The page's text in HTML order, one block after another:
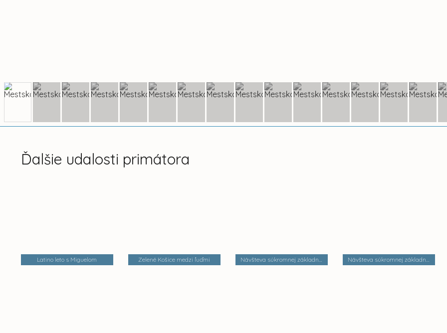
Ďalšie udalosti primátora
Latino leto s Miguelom Zelené Košice medzi ľuďmi Návšteva súkromnej základnej umeleckej školy Zádielska Návšteva súkromnej základnej školy Dobrá škola n.o.